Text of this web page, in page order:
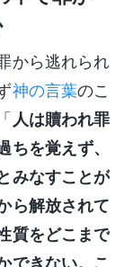
から逃れられ
神の言葉のこ
人は贖われ罪
ちを覚えず、
みなすことが
ら解放されて
質をどこまで
できない。こ